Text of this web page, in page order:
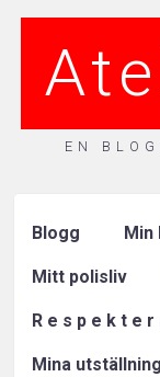
EN
Blogg
Mitt polisliv
R e s p e k t e r
Mina